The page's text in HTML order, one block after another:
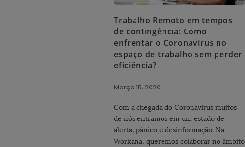
Trabalho Remoto em tempos
de contingência: Como
enfrentar o Coronavirus no
espaço de trabalho sem perder
eficiência?
Março 15, 2020
Com a chegada do Coronavirus muitos
de nós entramos em um estado de
alerta, pânico e desinformação. Na
Workana, queremos colaborar no âmbito